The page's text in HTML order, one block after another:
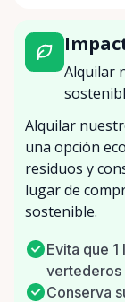
Alquilar
Alquilar
una opción
residuos y
lugar de
sostenible.
Evita que
vertederos
Conserva